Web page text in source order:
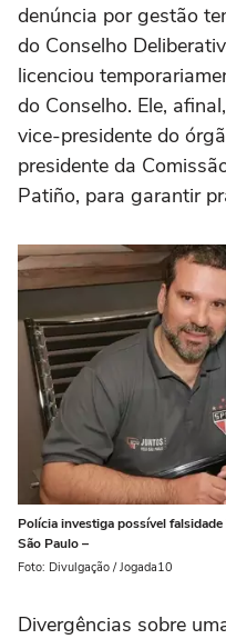
denúncia por gestão
do Conselho
licenciou
do Conselho. Ele,
vice-presidente do
presidente da
Patiño, para garantir
Polícia investiga possível
São Paulo –
Foto: Divulgação / Jogada10
Divergências sobre